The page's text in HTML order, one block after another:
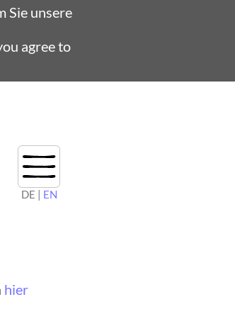
Sie unsere
agree to
DE | EN
hier